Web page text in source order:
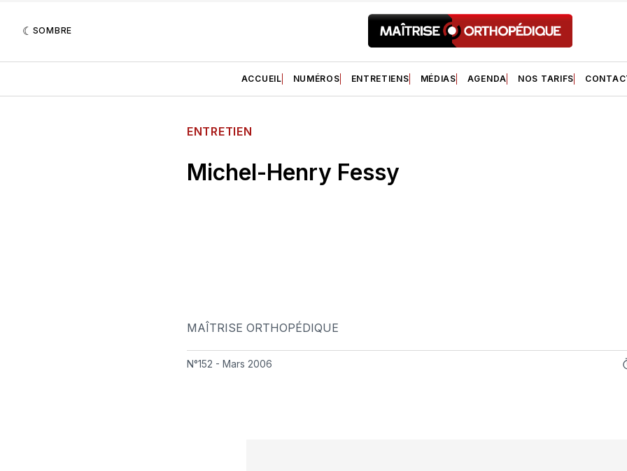
SOMBRE
ACCUEIL NUMÉROS ENTRETIENS MÉDIAS AGENDA NOS TARIFS
ENTRETIEN
Michel-Henry Fessy
MAÎTRISE ORTHOPÉDIQUE
N°152 - Mars 2006